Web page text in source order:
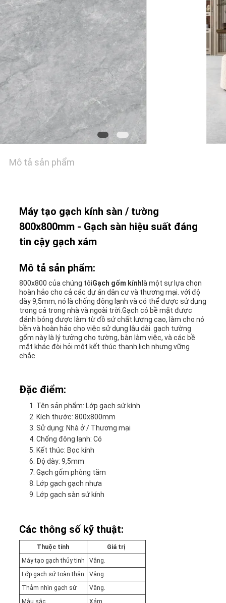
VỚI
CHÚNG
TÔI
YÊU
CẦU
ĐẶT
GIÁ
ĐỒ
TRANG
CHÍNH
SÁCH
BẢO
MẬT
Mô tả sản phẩm
Máy tạo gạch kính sàn / tường
800x800mm - Gạch sàn hiệu suất đáng
tin cậy gạch xám
Mô tả sản phẩm:
800x800 của chúng tôiGạch gốm kính là một sự lựa chọn
hoàn hảo cho cả các dự án dân cư và thương mại. với độ
dày 9,5mm, nó là chống đông lạnh và có thể được sử dụng
trong cả trong nhà và ngoài trời.Gạch có bề mặt được
đánh bóng được làm từ đồ sứ chất lượng cao, làm cho nó
bền và hoàn hảo cho việc sử dụng lâu dài. gạch tường
gốm này là lý tưởng cho tường, bàn làm việc, và các bề
mặt khác đòi hỏi một kết thúc thanh lịch nhưng vững
chắc.
Đặc điểm:
Tên sản phẩm: Lớp gạch sứ kính
Kích thước: 800x800mm
Sử dụng: Nhà ở / Thương mại
Chống đông lạnh: Có
Kết thúc: Bọc kính
Độ dày: 9,5mm
Gạch gốm phòng tắm
Lớp gạch gạch nhựa
Lớp gạch sàn sứ kính
Các thông số kỹ thuật:
Thuộc tính
Giá trị
Máy tạo gạch thủy tinh
Vâng.
Lớp gạch sứ toàn thân
Vâng.
Thảm nhìn gạch sứ
Vâng.